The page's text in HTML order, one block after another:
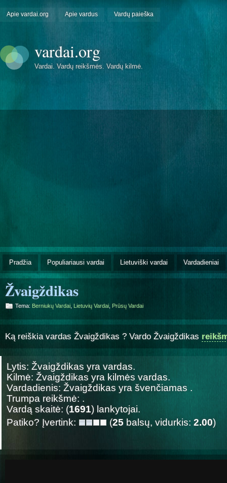
Apie vardai.org Apie vardus Vardų paieška
vardai.org
Vardai. Vardų reikšmės. Vardų kilmė.
Pradžia Populiariausi vardai Lietuviški vardai Vardadieniai
Žvaigždikas
Tema: Berniukų Vardai Lietuvių Vardai Prūsų Vardai
Ką reiškia vardas Žvaigždikas ? Vardo Žvaigždikas
Lytis: Žvaigždikas yra vardas.
Kilmė: Žvaigždikas yra kilmės vardas.
Vardadienis: Žvaigždikas yra švenčiamas .
Trumpa reikšmė: .
Vardą skaitė: (1691) lankytojai.
Patiko? Įvertink:
(25 balsų, vidurkis: 2.00)